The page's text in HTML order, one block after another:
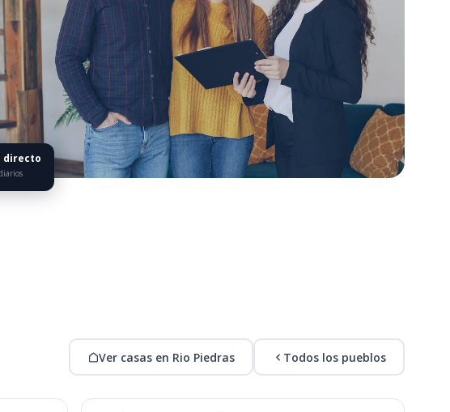
directo
Ver casas en Rio Piedras Todos los pueblos